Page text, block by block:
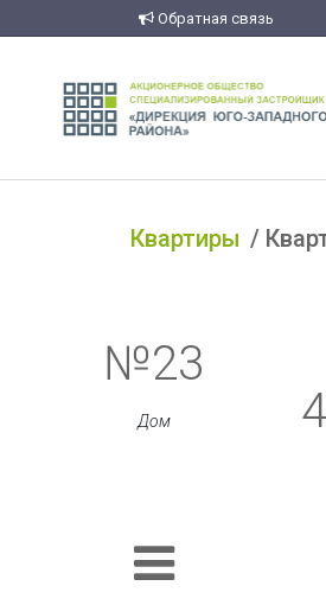
Обратная связь
Квартиры
№23
Дом